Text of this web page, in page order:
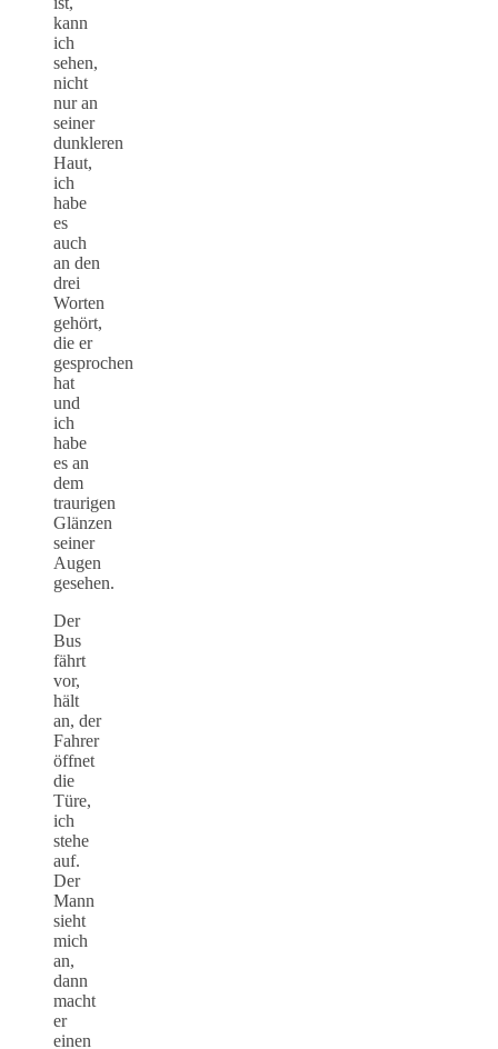
kann
ich
sehen,
nicht
nur an
seiner
dunkleren
Haut,
ich
habe
es
auch
an den
drei
Worten
gehört,
die er
gesprochen
hat
und
ich
habe
es an
dem
traurigen
Glänzen
seiner
Augen
gesehen.
Der
Bus
fährt
vor,
hält
an, der
Fahrer
öffnet
die
Türe,
ich
stehe
auf.
Der
Mann
sieht
mich
an,
dann
macht
er
einen